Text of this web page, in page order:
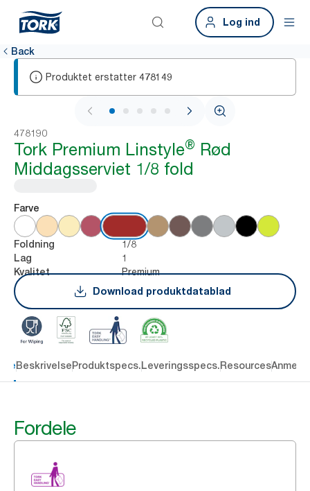
Log ind
Back
Produktet erstatter 478149
1 / 6
478190
Tork Premium Linstyle® Rød
Middagsserviet 1/8 fold
Farve
Foldning 1/8
Lag 1
Kvalitet
Premium
Download produktdatablad
BeskrivelseProduktspecs.Leveringsspecs.Resources
Fordele